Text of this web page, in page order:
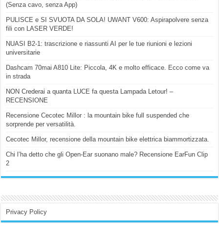
(Senza cavo, senza App)
PULISCE e SI SVUOTA DA SOLA! UWANT V600: Aspirapolvere senza
fili con LASER VERDE!
NUASI B2-1: trascrizione e riassunti AI per le tue riunioni e lezioni
universitarie
Dashcam 70mai A810 Lite: Piccola, 4K e molto efficace. Ecco come va
in strada
NON Crederai a quanta LUCE fa questa Lampada Letour! –
RECENSIONE
Recensione Cecotec Millor : la mountain bike full suspended che
sorprende per versatilità.
Cecotec Millor, recensione della mountain bike elettrica biammortizzata.
Chi l’ha detto che gli Open-Ear suonano male? Recensione EarFun Clip
2
Privacy Policy